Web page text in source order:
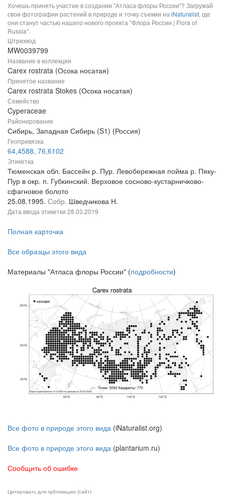
Хочешь принять участие в создании "Атласа флоры России"? Загружай
свои фотографии растений в природе и точку съемки на iNaturalist, где
они станут частью нашего нового проекта "Флора России | Flora of
Russia".
Штрихкод
MW0039799
Название в коллекции
Carex rostrata (Осока носатая)
Принятое название
Carex rostrata Stokes (Осока носатая)
Семейство
Cyperaceae
Районирование
Сибирь, Западная Сибирь (S1) (Россия)
Геопривязка
64,4588, 76,6102
Этикетка
Тюменская обл. Бассейн р. Пур. Левобережная пойма р. Пяку-
Пур в окр. п. Губкинский. Верховое сосново-кустарничково-
сфагновое болото
25.08.1995. Собр. Шведчикова Н.
Дата ввода этикетки 28.03.2019
Полная карточка
Все образцы этого вида
Материалы "Атласа флоры России" (подробности)
Все фото в природе этого вида (iNaturalist.org)
Все фото в природе этого вида (plantarium.ru)
Сообщить об ошибке
Цитировать для публикации (сайт)